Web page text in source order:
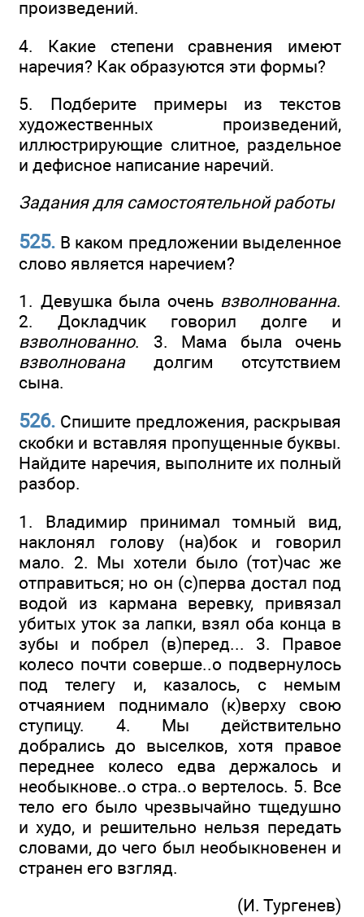
произведений.
4. Какие степени сравнения имеют
наречия? Как образуются эти формы?
5. Подберите примеры из текстов
художественных произведений,
иллюстрирующие слитное, раздельное
и дефисное написание наречий.
Задания для самостоятельной работы
525. В каком предложении выделенное
слово является наречием?
1. Девушка была очень взволнованна.
2. Докладчик говорил долге и
взволнованно. 3. Мама была очень
взволнована долгим отсутствием
сына.
526. Спишите предложения, раскрывая
скобки и вставляя пропущенные буквы.
Найдите наречия, выполните их полный
разбор.
1. Владимир принимал томный вид,
наклонял голову (на)бок и говорил
мало. 2. Мы хотели было (тот)час же
отправиться; но он (с)перва достал под
водой из кармана веревку, привязал
убитых уток за лапки, взял оба конца в
зубы и побрел (в)перед... 3. Правое
колесо почти соверше..о подвернулось
под телегу и, казалось, с немым
отчаянием поднимало (к)верху свою
ступицу. 4. Мы действительно
добрались до выселков, хотя правое
переднее колесо едва держалось и
необыкнове..о стра..о вертелось. 5. Все
тело его было чрезвычайно тщедушно
и худо, и решительно нельзя передать
словами, до чего был необыкновенен и
странен его взгляд.
(И. Тургенев)